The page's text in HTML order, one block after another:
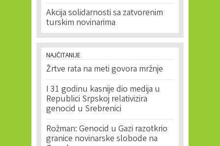
Akcija solidarnosti sa zatvorenim
turskim novinarima
NAJČITANIJE
Žrtve rata na meti govora mržnje
I 31 godinu kasnije dio medija u
Republici Srpskoj relativizira
genocid u Srebrenici
Rožman: Genocid u Gazi razotkrio
granice novinarske slobode na